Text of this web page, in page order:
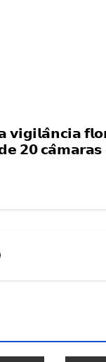
𝟮𝟬 𝗰𝗮̂𝗺𝗮𝗿𝗮𝘀